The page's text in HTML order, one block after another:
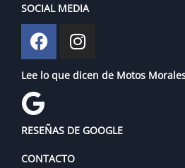
SOCIAL MEDIA
Lee lo que dicen de Motos
RESEÑAS DE GOOGLE
CONTACTO